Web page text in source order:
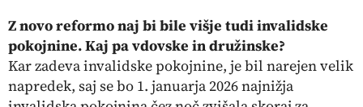
Z novo reformo naj bi bile višje tudi invalidske
pokojnine. Kaj pa vdovske in družinske?
Kar zadeva invalidske pokojnine, je bil narejen velik
napredek, saj se bo 1. januarja 2026 najnižja